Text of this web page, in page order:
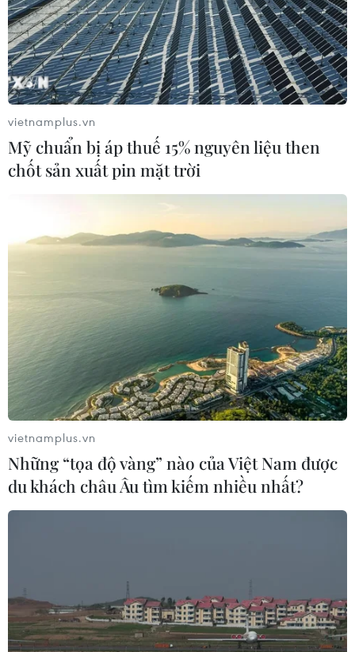
cao triển vọng hợp tác cơ giới hóa
nông nghiệp với Việt Nam
06/08/2026 04:14
vietnamplus.vn
Mỹ chuẩn bị áp thuế 15% nguyên liệu then
chốt sản xuất pin mặt trời
vietnamplus.vn
Những “tọa độ vàng” nào của Việt Nam được
du khách châu Âu tìm kiếm nhiều nhất?